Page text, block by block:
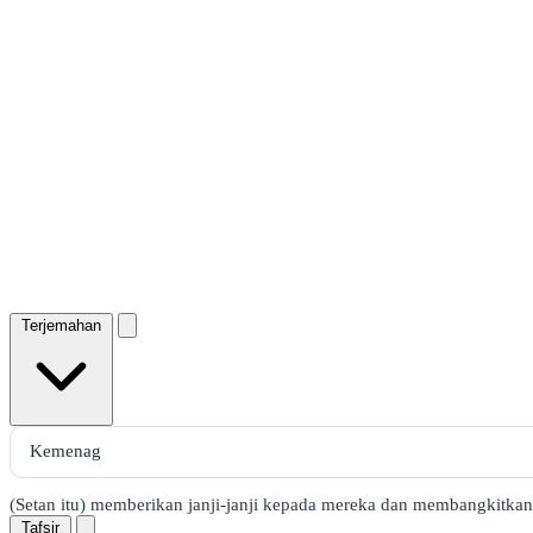
Terjemahan
(Setan itu) memberikan janji-janji kepada mereka dan
Tafsir